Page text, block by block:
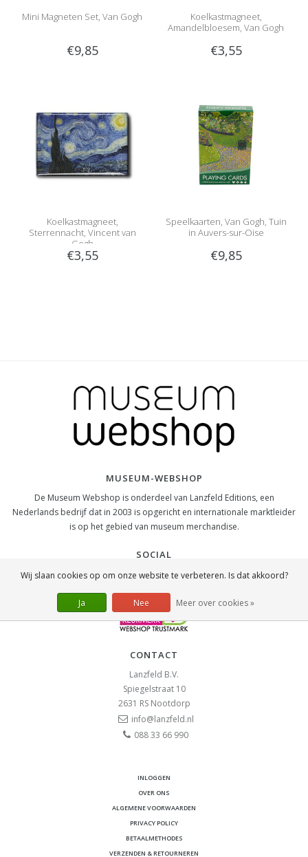
Mini Magneten Set, Van Gogh
€9,85
Koelkastmagneet,
Amandelbloesem, Van Gogh
€3,55
Koelkastmagneet,
Sterrennacht, Vincent van
Gogh
€3,55
Speelkaarten, Van Gogh, Tuin
in Auvers-sur-Oise
€9,85
MUSEUM-WEBSHOP
De Museum Webshop is onderdeel van Lanzfeld Editions, een
Nederlands bedrijf dat in 2003 is opgericht en internationale marktleider
is op het gebied van museum merchandise.
SOCIAL
CONTACT
Lanzfeld B.V.
Spiegelstraat 10
2631 RS Nootdorp
info@lanzfeld.nl
088 33 66 990
INLOGGEN
OVER ONS
ALGEMENE VOORWAARDEN
PRIVACY POLICY
BETAALMETHODES
VERZENDEN & RETOURNEREN
Wij slaan cookies op om onze website te verbeteren. Is dat akkoord?
Ja Nee Meer over cookies »